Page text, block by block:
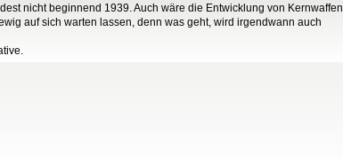
nicht beginnend 1939. Auch wäre die Entwicklung von Kernwaffen
auf sich warten lassen, denn was geht, wird irgendwann auch